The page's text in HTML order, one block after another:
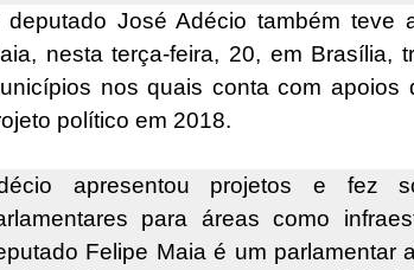
deputado José Adécio também teve
nesta terça-feira, 20, em Brasília,
nos quais conta com
político em 2018.
apresentou projetos e fez
para áreas como
Felipe Maia é um parlamentar